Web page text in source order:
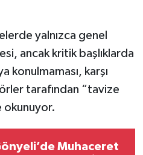
yalnızca genel
ancak kritik başlıklarda
konulmaması, karşı
tarafından “tavize
okunuyor.
Muhaceret